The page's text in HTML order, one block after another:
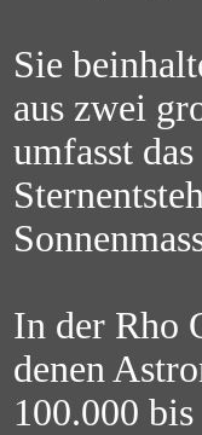
Sie
aus zwei
umfasst
In der Rho
denen
100.000